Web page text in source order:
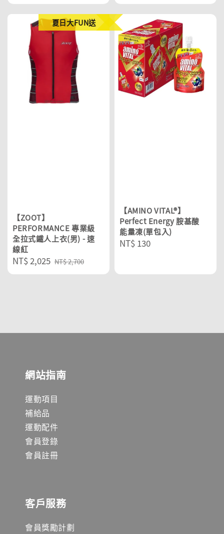
夏日大FUN送
【ZOOT】
PERFORMANCE 專業級
全拉式鐵人上衣(男) - 速
線紅
Sale
price
NT$ 2,025 Regular
price
NT$ 2,700
【AMINO VITAL®】
Perfect Energy 胺基酸
能量凍(單包入)
Regular
NT$ 130
網站指南
運動項目
補給品
運動配件
會員登錄
會員註冊
客戶服務
會員獎勵計劃